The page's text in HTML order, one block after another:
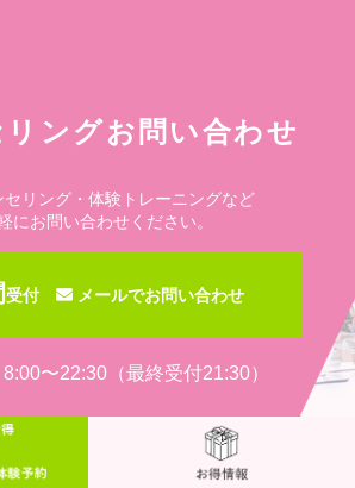
リングお問い合わせ
セリング・体験トレーニングなど
にお問い合わせください。
受付 メールでお問い合わせ
〜22:30（最終受付21:30）